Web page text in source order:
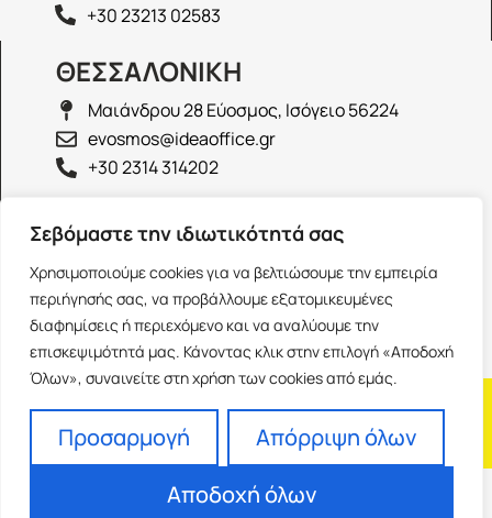
Σεβόμαστε την ιδιωτικότητά σας
Χρησιμοποιούμε cookies για να βελτιώσουμε την εμπειρία
περιήγησής σας, να προβάλλουμε εξατομικευμένες
διαφημίσεις ή περιεχόμενο και να αναλύουμε την
επισκεψιμότητά μας. Κάνοντας κλικ στην επιλογή «Αποδοχή
Όλων», συναινείτε στη χρήση των cookies από εμάς.
Προσαρμογή
Απόρριψη όλων
Αποδοχή όλων
+30 23213 02583
ΘΕΣΣΑΛΟΝΙΚΗ
Μαιάνδρου 28 Εύοσμος, Ισόγειο 56224
evosmos@ideaoffice.gr
+30 2314 314202
ΙΩΑΝΝΙΝΑ
Γεώργιου Καραϊσκάκη 38, Ισόγειο 45444
ioannina@ideaoffice.gr
+30 26516 08616
Franchise
Όροι Χρήσης
Powered by